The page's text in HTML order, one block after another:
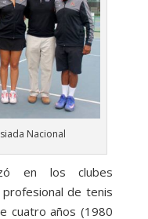
Nacional
en los clubes
profesional de tenis
cuatro años (1980